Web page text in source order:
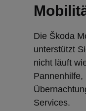
Die Škoda
unterstützt
nicht läuft
Pannenhilfe,
Services.